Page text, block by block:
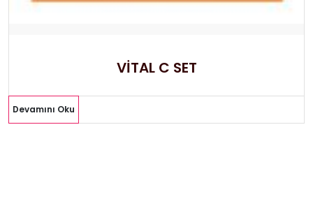
VİTAL C SET
Devamını Oku